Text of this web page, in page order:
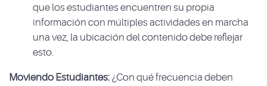
que los estudiantes encuentren su propia
información con múltiples actividades en marcha
una vez, la ubicación del contenido debe reflejar
esto.
Moviendo Estudiantes: ¿Con qué frecuencia deben